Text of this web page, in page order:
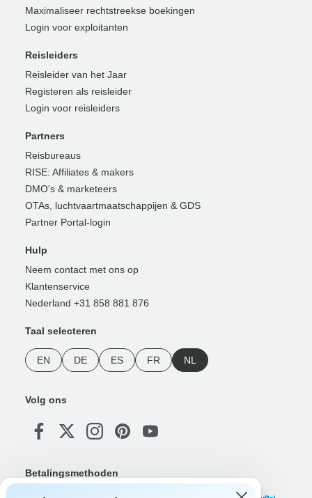
Maximaliseer rechtstreekse boekingen
Login voor exploitanten
Reisleiders
Reisleider van het Jaar
Registeren als reisleider
Login voor reisleiders
Partners
Reisbureaus
RISE: Affiliates & makers
DMO's & marketeers
OTAs, luchtvaartmaatschappijen & GDS
Partner Portal-login
Hulp
Neem contact met ons op
Klantenservice
Nederland +31 858 881 876
Taal selecteren
EN DE ES FR NL
Volg ons
Betalingsmethoden